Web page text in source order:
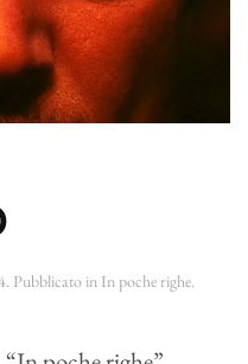
. Pubblicato in In poche righe